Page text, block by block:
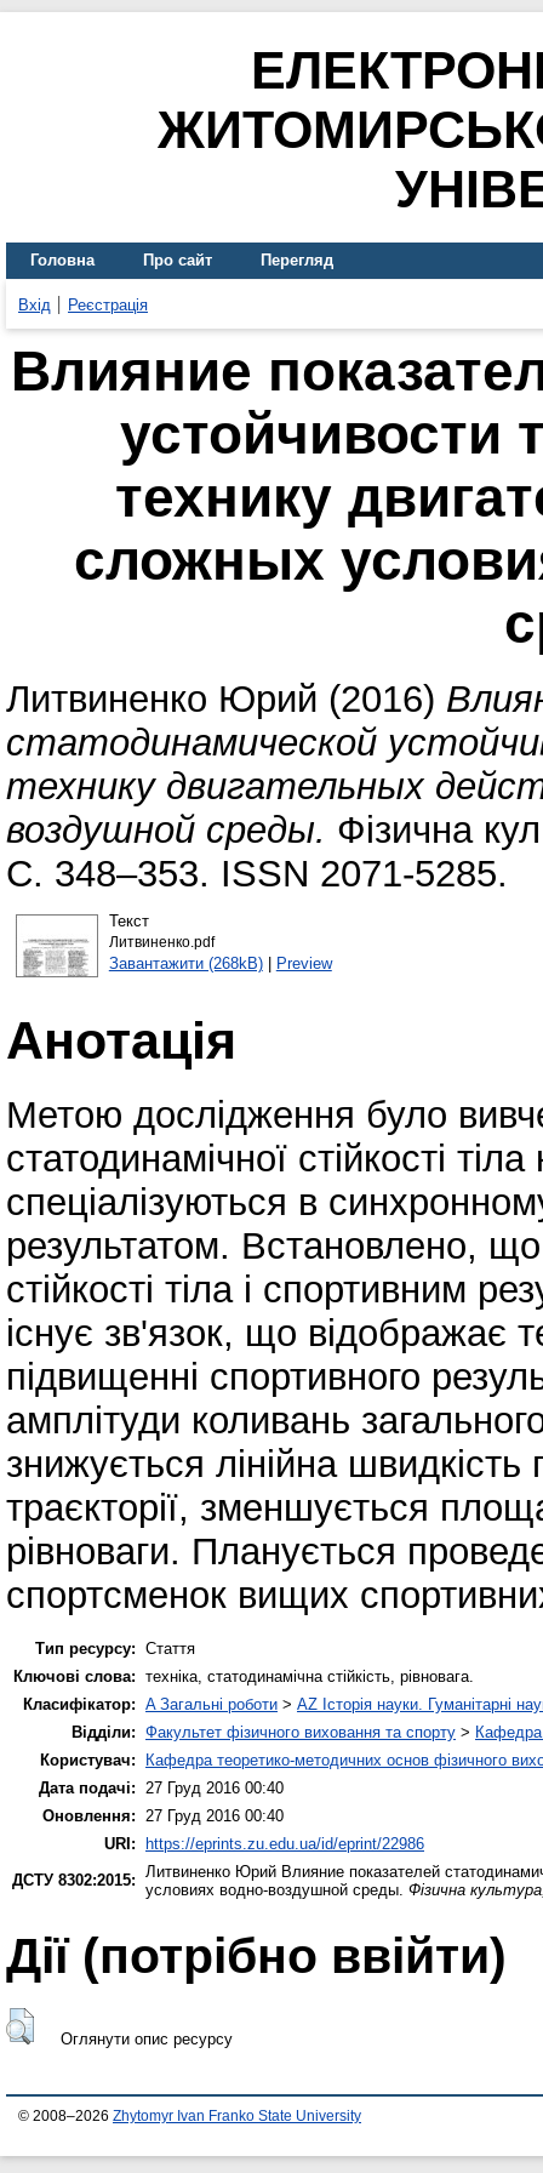
Головна Про сайт Перегляд
Вхід Реєстрація
Влияние
устойчивости
технику
сложных
Литвиненко Юрий (2016)
статодинамической
технику двигательных
воздушной среды. Фізична
С. 348–353. ISSN 2071-5285.
Текст
Литвиненко.pdf
Завантажити (268kB)| Preview
Анотація
Метою дослідження було
статодинамічної стійкості
спеціалізуються в
результатом. Встановлено,
стійкості тіла і спортивним
існує зв'язок, що відображає
підвищенні спортивного
амплітуди коливань
знижується лінійна
траєкторії, зменшується
рівноваги. Планується
спортсменок вищих
Тип ресурсу: Стаття
Ключові слова: техніка, статодинамічна стійкість, рівновага.
Класифікатор: A Загальні роботи > AZ Історія науки. Гуманітарні
Відділи: Факультет фізичного виховання та спорту > Кафедра
Користувач:
Кафедра теоретико-методичних основ фізичного
Дата подачі:
27 Груд 2016 00:40
Оновлення:
27 Груд 2016 00:40
URI: https://eprints.zu.edu.ua/id/eprint/22986
ДСТУ 8302:2015:
Литвиненко Юрий Влияние показателей
условиях водно-воздушной среды. Фізична
Дії ​​(потрібно ввійти)
Оглянути опис ресурсу
© 2008–2026 Zhytomyr Ivan Franko State University